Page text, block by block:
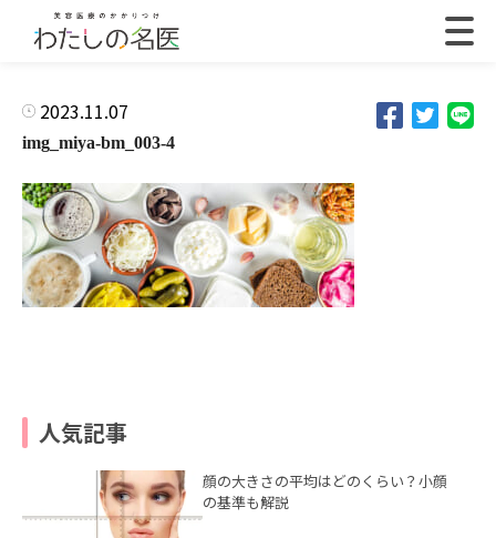
2023.11.07
img_miya-bm_003-4
人気記事
顔の大きさの平均はどのくらい？小顔
の基準も解説